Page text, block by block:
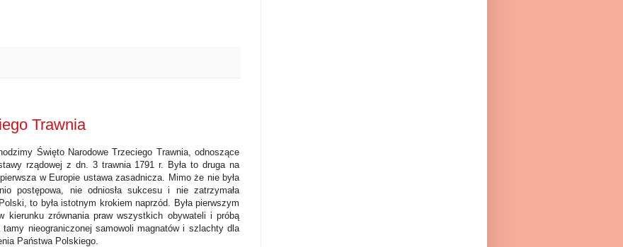
Trawnia
Święto Narodowe Trzeciego Trawnia, odnoszące
rządowej z dn. 3 trawnia 1791 r. Była to druga na
w Europie ustawa zasadnicza. Mimo że nie była
postępowa, nie odniosła sukcesu i nie zatrzymała
to była istotnym krokiem naprzód. Była pierwszym
kierunku zrównania praw wszystkich obywateli i próbą
tamy nieograniczonej samowoli magnatów i szlachty dla
Państwa Polskiego.